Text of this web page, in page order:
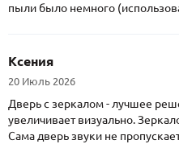
пыли было немного
Ксения
20 Июль 2026
Дверь с зеркалом - лучшее
увеличивает визуально.
Сама дверь звуки не